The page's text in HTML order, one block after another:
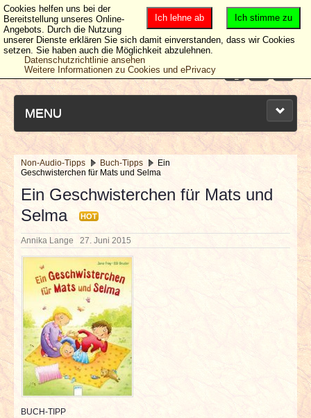
MENU
NEUESTE ARTIKEL
NEWS & DATES
BERICHTE
VERLOSUNGEN
INTERVIEWS
SPECIALS
REDAKTION
Non-Audio-Tipps Buch-Tipps
Ein
Geschwisterchen für Mats und Selma
Ein Geschwisterchen für Mats und
Selma
HOT
Annika Lange 27. Juni 2015
BUCH-TIPP
Ich stimme zu
Ich lehne ab
Cookies helfen uns bei der
Bereitstellung unseres Online-
Angebots. Durch die Nutzung
unserer Dienste erklären Sie sich damit einverstanden, dass wir Cookies
setzen. Sie haben auch die Möglichkeit abzulehnen.
Datenschutzrichtlinie ansehen
Weitere Informationen zu Cookies und ePrivacy